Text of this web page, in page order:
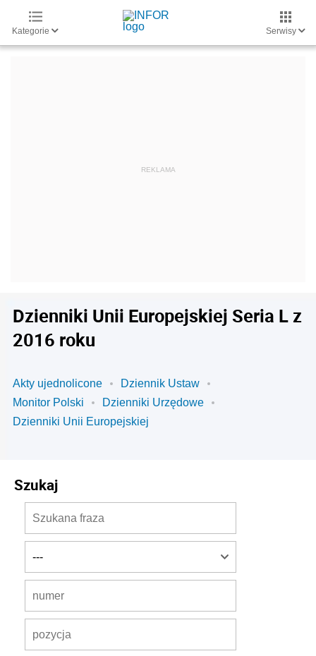
Kategorie Serwisy
Dzienniki Unii Europejskiej Seria L z
2016 roku
Akty ujednolicone
Dziennik Ustaw
Monitor Polski
Dzienniki Urzędowe
Dzienniki Unii Europejskiej
Szukaj